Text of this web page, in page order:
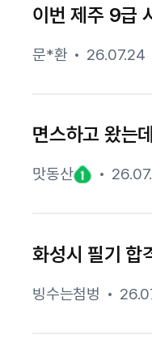
이번 제주 9급
문*환 26.07.24
면스하고 왔는
맛동산
화성시 필기 합
빙수는첨벙